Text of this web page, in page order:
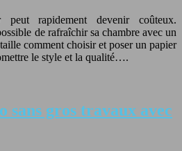
peut rapidement devenir coûteux.
de rafraîchir sa chambre avec un
comment choisir et poser un papier
le style et la qualité….
sans gros travaux avec